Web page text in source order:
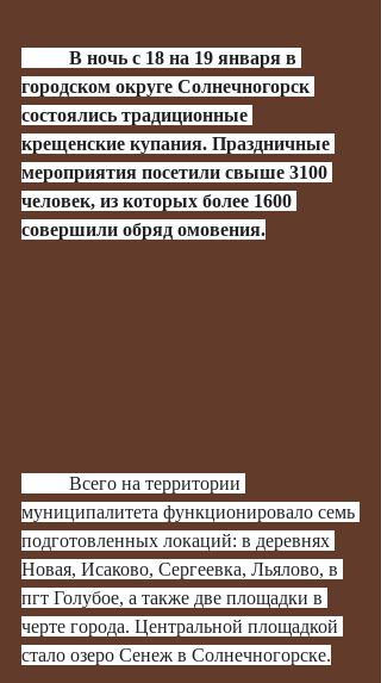
городском округе Солнечногорск
состоялись традиционные
крещенские купания. Праздничные
мероприятия посетили свыше 3100
человек, из которых более 1600
совершили обряд омовения.
муниципалитета функционировало семь
подготовленных локаций: в деревнях
Новая, Исаково, Сергеевка, Льялово, в
пгт Голубое, а также две площадки в
черте города. Центральной площадкой
стало озеро Сенеж в Солнечногорске.